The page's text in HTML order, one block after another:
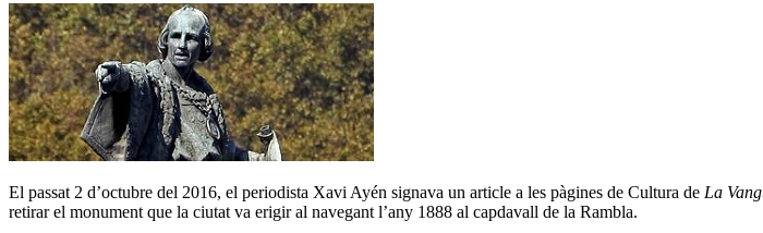
El passat 2 d’octubre del 2016, el periodista Xavi Ayén signava un article a les pàgines de Cultura de La
retirar el monument que la ciutat va erigir al navegant l’any 1888 al capdavall de la Rambla.